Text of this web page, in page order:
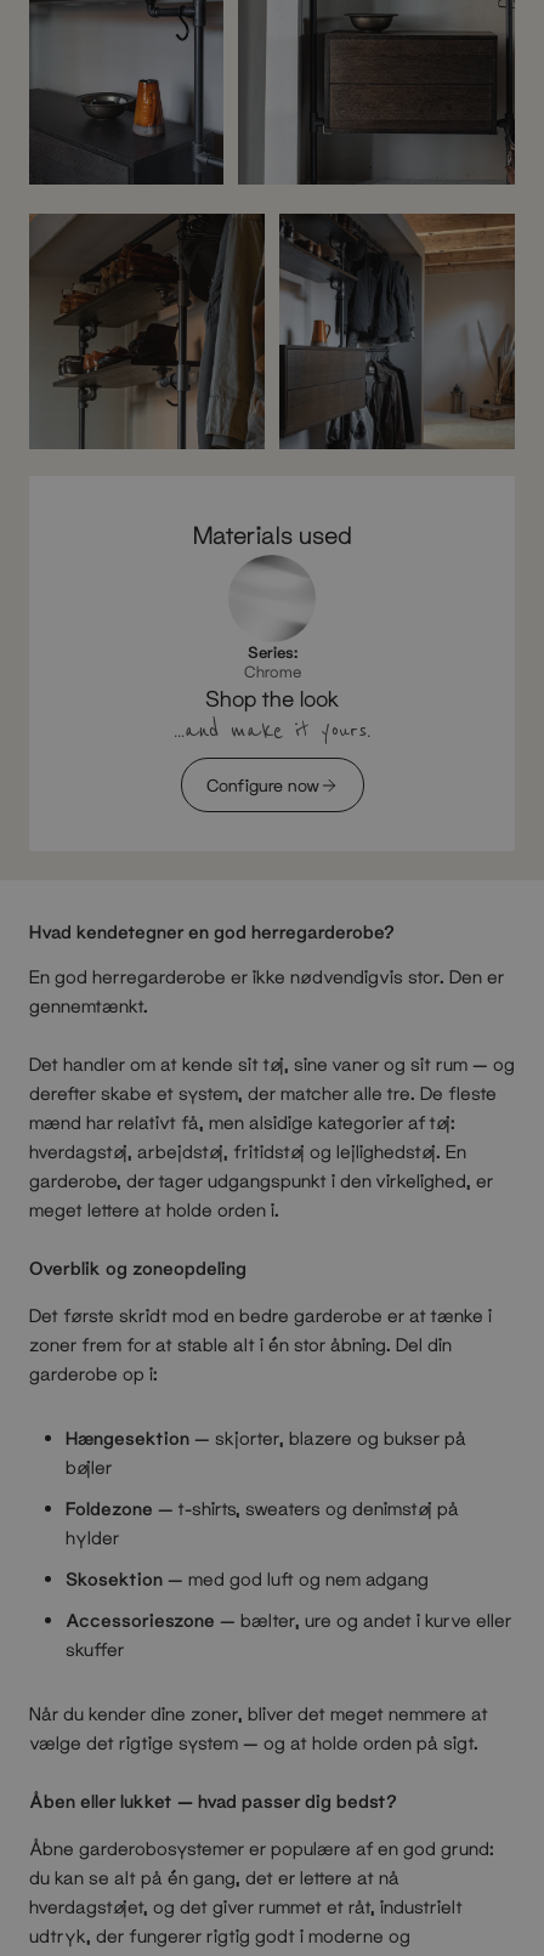
Before After
Materials used
Series:
Chrome
Shop the look
...and make it yours.
Configure now
Hvad kendetegner en god herregarderobe?
En god herregarderobe er ikke nødvendigvis stor. Den er
gennemtænkt.
Det handler om at kende sit tøj, sine vaner og sit rum — og
derefter skabe et system, der matcher alle tre. De fleste
mænd har relativt få, men alsidige kategorier af tøj:
hverdagstøj, arbejdstøj, fritidstøj og lejlighedstøj. En
garderobe, der tager udgangspunkt i den virkelighed, er
meget lettere at holde orden i.
Overblik og zoneopdeling
Det første skridt mod en bedre garderobe er at tænke i
zoner frem for at stable alt i én stor åbning. Del din
garderobe op i:
Hængesektion — skjorter, blazere og bukser på
bøjler
Foldezone — t-shirts, sweaters og denimstøj på
hylder
Skosektion — med god luft og nem adgang
Accessorieszone — bælter, ure og andet i kurve eller
skuffer
Når du kender dine zoner, bliver det meget nemmere at
vælge det rigtige system — og at holde orden på sigt.
Åben eller lukket — hvad passer dig bedst?
Åbne garderobosystemer er populære af en god grund:
du kan se alt på én gang, det er lettere at nå
hverdagstøjet, og det giver rummet et råt, industrielt
udtryk, der fungerer rigtig godt i moderne og